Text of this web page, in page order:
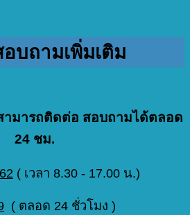
บถามเพิ่มเติม
ามารถติดต่อ สอบถามได้ตลอด
24 ชม.
( เวลา 8.30 - 17.00 น.)
( ตลอด 24 ชั่วโมง )